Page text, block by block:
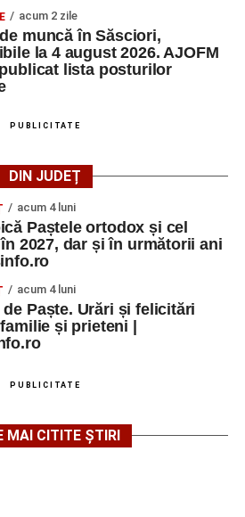
acum 2 zile
muncă în Săsciori,
la 4 august 2026. AJOFM
lista posturilor
PUBLICITATE
DIN JUDEȚ
acum 4 luni
Paștele ortodox și cel
2027, dar și în următorii ani
acum 4 luni
de Paște. Urări și felicitări
și prieteni |
PUBLICITATE
MAI CITITE ȘTIRI